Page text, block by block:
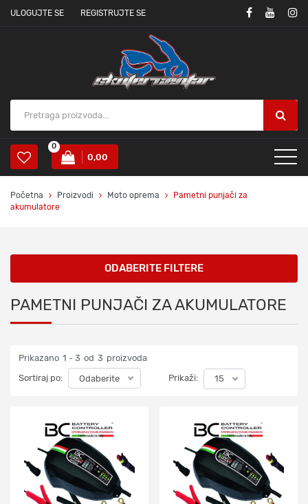
ULOGUJTE SE REGISTRUJTE SE
0
0,00
Početna Proizvodi Moto oprema
Pametni punjači za
akumulatore
ODABERITE FILTERE
PAMETNI PUNJAČI ZA AKUMULATORE
Prikazano 1 - 3 od 3 proizvoda
Sortiraj po:
Odaberite Prikaži: 15